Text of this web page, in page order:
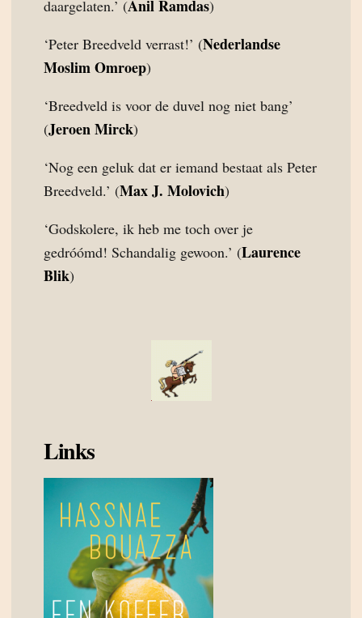
daargelaten.’ (Anil Ramdas)
‘Peter Breedveld verrast!’ (Nederlandse
Moslim Omroep)
‘Breedveld is voor de duvel nog niet bang’
(Jeroen Mirck)
‘Nog een geluk dat er iemand bestaat als Peter
Breedveld.’ (Max J. Molovich)
‘Godskolere, ik heb me toch over je
gedróómd! Schandalig gewoon.’ (Laurence
Blik)
Links